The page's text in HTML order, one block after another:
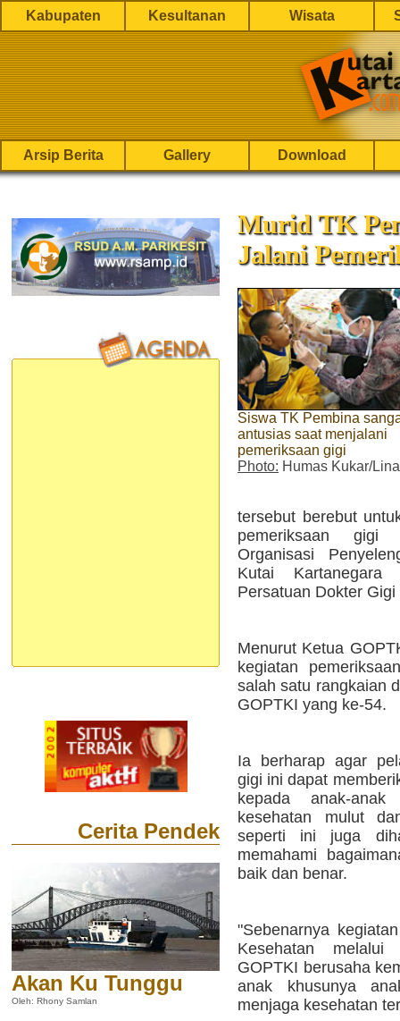
Kabupaten Kesultanan Wisata
Arsip Berita Gallery Download
Cerita Pendek
Akan Ku Tunggu
Oleh: Rhony Samlan
Murid TK
Jalani
Siswa TK Pembina
antusias saat menjalani
pemeriksaan gigi
Photo: Humas Kukar/Lina
tersebut berebut
pemeriksaan gigi
Organisasi
Kutai Kartanegara
Persatuan Dokter
Menurut Ketua
kegiatan
salah satu rangkaian
GOPTKI yang ke-54.
Ia berharap agar
gigi ini dapat
kepada anak-
kesehatan mulut
seperti ini juga
memahami
baik dan benar.
"Sebenarnya
Kesehatan melalui
GOPTKI berusaha
anak khusunya
menjaga kesehatan